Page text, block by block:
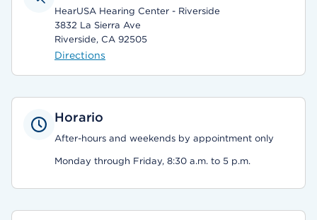
HearUSA Hearing Center - Riverside
3832 La Sierra Ave
Riverside, CA 92505
Directions
Horario
After-hours and weekends by appointment only
Monday through Friday, 8:30 a.m. to 5 p.m.